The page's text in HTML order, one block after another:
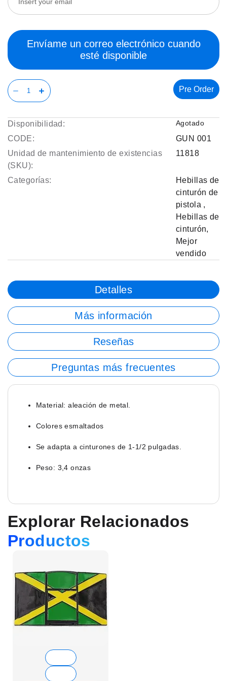
Envíame un correo electrónico cuando
esté disponible
Pre Order
Disponibilidad: Agotado
CODE:
GUN 001
Unidad de mantenimiento de existencias
(SKU):
11818
Categorías:
Hebillas de
cinturón de
pistola ,
Hebillas de
cinturón,
Mejor
vendido
Detalles
Más información
Reseñas
Preguntas más frecuentes
Material: aleación de metal.
Colores esmaltados
Se adapta a cinturones de 1-1/2 pulgadas.
Peso: 3,4 onzas
Explorar Relacionados
Productos